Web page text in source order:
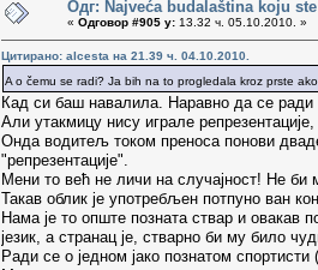
Одг: Najveća budalaština koju
« Одговор #905 у: 13.32 ч. 05.10.2010. »
Цитирано: alcesta на 21.39 ч. 04.10.2010.
A o čemu se radi? Ja bih na to progledala kroz prste
Кад си баш навалила. Наравно да се ради
Али утакмицу нису играле
Онда водитељ током преноса понови
"репрезентације".
Мени то већ не личи на случајност! Не би
Такав облик је употребљен потпуно ван
Нама је то опште позната ствар и овакав
језик, а странац је, стварно би му било
Ради се о једном јако познатом